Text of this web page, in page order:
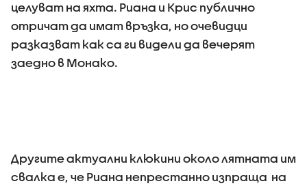
целуват на яхта. Риана и Крис публично
отричат да имат връзка, но очевидци
разказват как са ги видели да вечерят
заедно в Монако.
Другите актуални клюкини около лятната им
свалка е, че Риана непрестанно изпраща на